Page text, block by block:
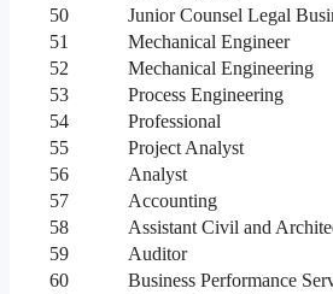
50
Junior Counsel Legal
51
Mechanical Engineer
52
Mechanical Engineering
53
Process Engineering
54
Professional
55
Project Analyst
56
Analyst
57
Accounting
58
Assistant Civil and
59
Auditor
60
Business Performance